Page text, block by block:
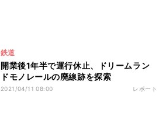
鉄道
開業後1年半で運行休止、ドリームラン
ドモノレールの廃線跡を探索
2021/04/11 08:00 レポート